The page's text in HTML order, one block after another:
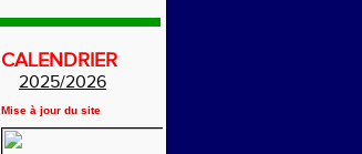
CALENDRIER
2025/2026
Mise à jour du site